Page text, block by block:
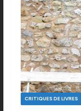
CRITIQUES DE LIVRES